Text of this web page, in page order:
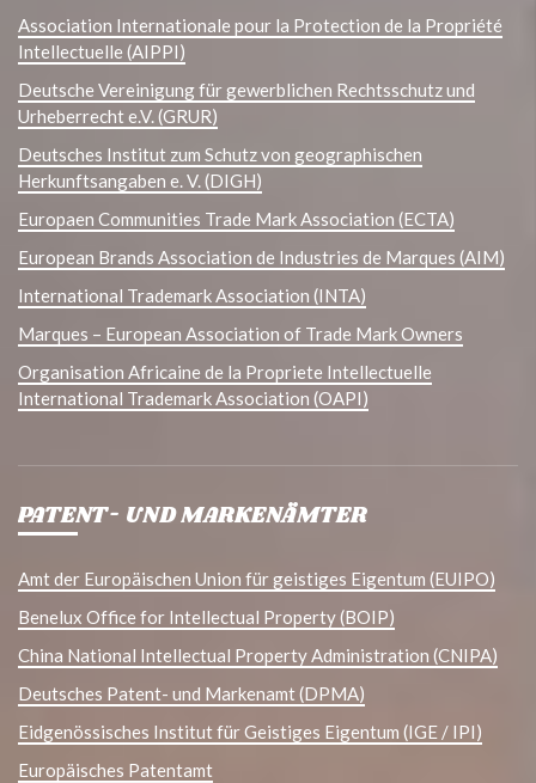
Association Internationale pour la Protection de la Propriété
Intellectuelle (AIPPI)
Deutsche Vereinigung für gewerblichen Rechtsschutz und
Urheberrecht e.V. (GRUR)
Deutsches Institut zum Schutz von geographischen
Herkunftsangaben e. V. (DIGH)
Europaen Communities Trade Mark Association (ECTA)
European Brands Association de Industries de Marques (AIM)
International Trademark Association (INTA)
Marques – European Association of Trade Mark Owners
Organisation Africaine de la Propriete Intellectuelle
International Trademark Association (OAPI)
PATENT- UND MARKENÄMTER
Amt der Europäischen Union für geistiges Eigentum (EUIPO)
Benelux Office for Intellectual Property (BOIP)
China National Intellectual Property Administration (CNIPA)
Deutsches Patent- und Markenamt (DPMA)
Eidgenössisches Institut für Geistiges Eigentum (IGE / IPI)
Europäisches Patentamt